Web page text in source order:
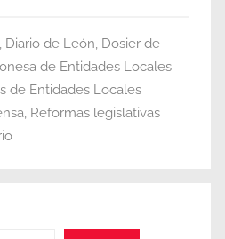
Diario de León, Dosier de
de Entidades Locales
de Entidades Locales
, Reformas legislativas